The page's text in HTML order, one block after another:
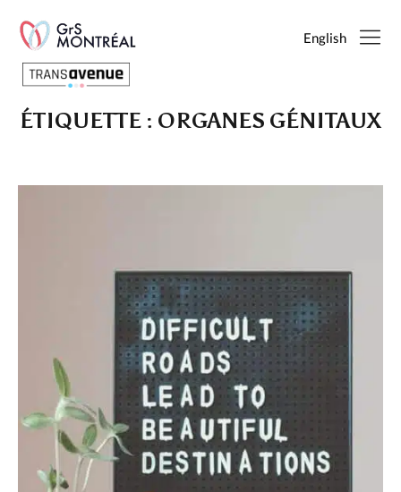
English
Français
English
PAGES
Charte des commentaires et publications
Conditions d’utilisation
Nous contacter
Politique de confidentialité
ÉTIQUETTE : ORGANES GÉNITAUX